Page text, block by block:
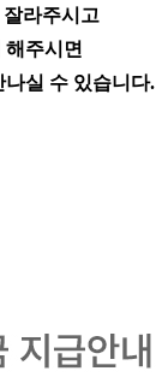
라주시고
해주시면
실 수 있습니다.